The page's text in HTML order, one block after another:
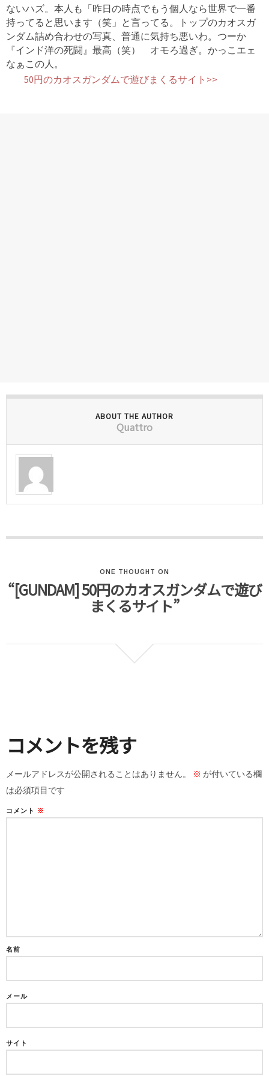
ないハズ。本人も「昨日の時点でもう個人なら世界で一番
持ってると思います（笑」と言ってる。トップのカオスガ
ンダム詰め合わせの写真、普通に気持ち悪いわ。つーか
『インド洋の死闘』最高（笑） オモろ過ぎ。かっこエェ
なぁこの人。
50円のカオスガンダムで遊びまくるサイト>>
ABOUT THE AUTHOR
Quattro
ONE THOUGHT ON
“[GUNDAM] 50円のカオスガンダムで遊び
まくるサイト”
コメントを残す
メールアドレスが公開されることはありません。 ※ が付いている欄
は必須項目です
コメント ※
名前
メール
サイト